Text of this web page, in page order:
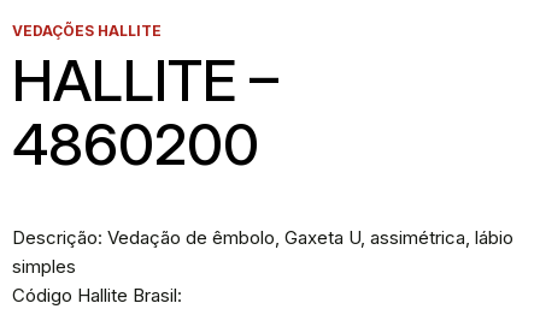
VEDAÇÕES HALLITE
HALLITE –
4860200
Descrição: Vedação de êmbolo, Gaxeta U, assimétrica, lábio
simples
Código Hallite Brasil: